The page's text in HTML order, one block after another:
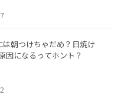
は朝つけちゃだめ？日焼け
因になるってホント？